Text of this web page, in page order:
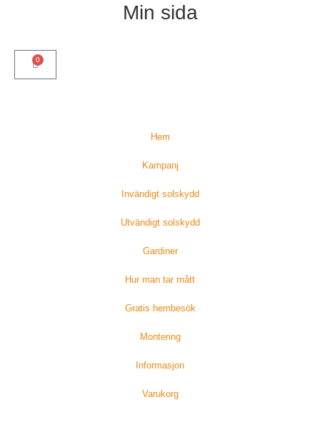
Min sida
0
Hem
Kampanj
Invändigt solskydd
Utvändigt solskydd
Gardiner
Hur man tar mått
Gratis hembesök
Montering
Informasjon
Varukorg